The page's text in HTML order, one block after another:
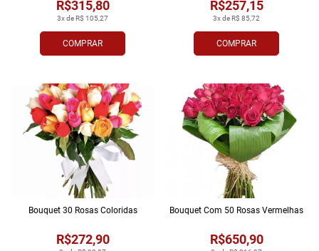
COMPRAR
3x de R$ 105,27
R$315,80
COMPRAR
3x de R$ 85,72
R$257,15
R$272,90
Bouquet 30 Rosas Coloridas
R$650,90
Bouquet Com 50 Rosas Vermelhas